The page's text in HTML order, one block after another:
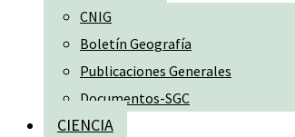
CNIG
Boletín Geografía
Publicaciones Generales
Documentos-SGC
CIENCIA